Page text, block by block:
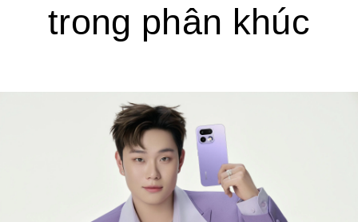
trong phân khúc